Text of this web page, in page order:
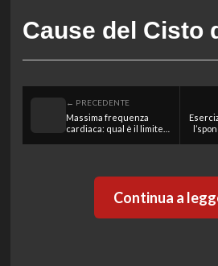
Cause del Cisto
← PRECEDENTE
Massima frequenza
cardiaca: qual è il limite
Continua a